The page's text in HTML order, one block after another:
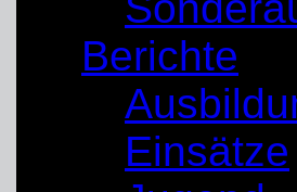
Berichte
Einsätze